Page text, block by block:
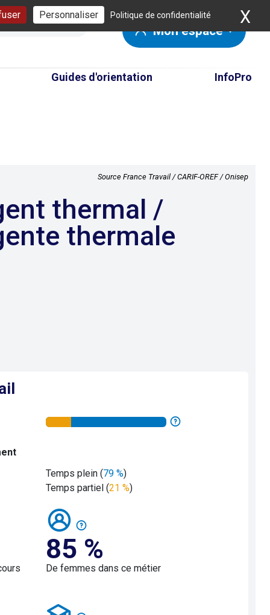
Personnaliser Politique de confidentialité X
Mon espace
Guides d'orientation InfoPro
Source France Travail / CARIF-OREF / Onisep
thermale
Temps plein (79 %)
Temps partiel (21 %)
85 %
De femmes dans ce métier